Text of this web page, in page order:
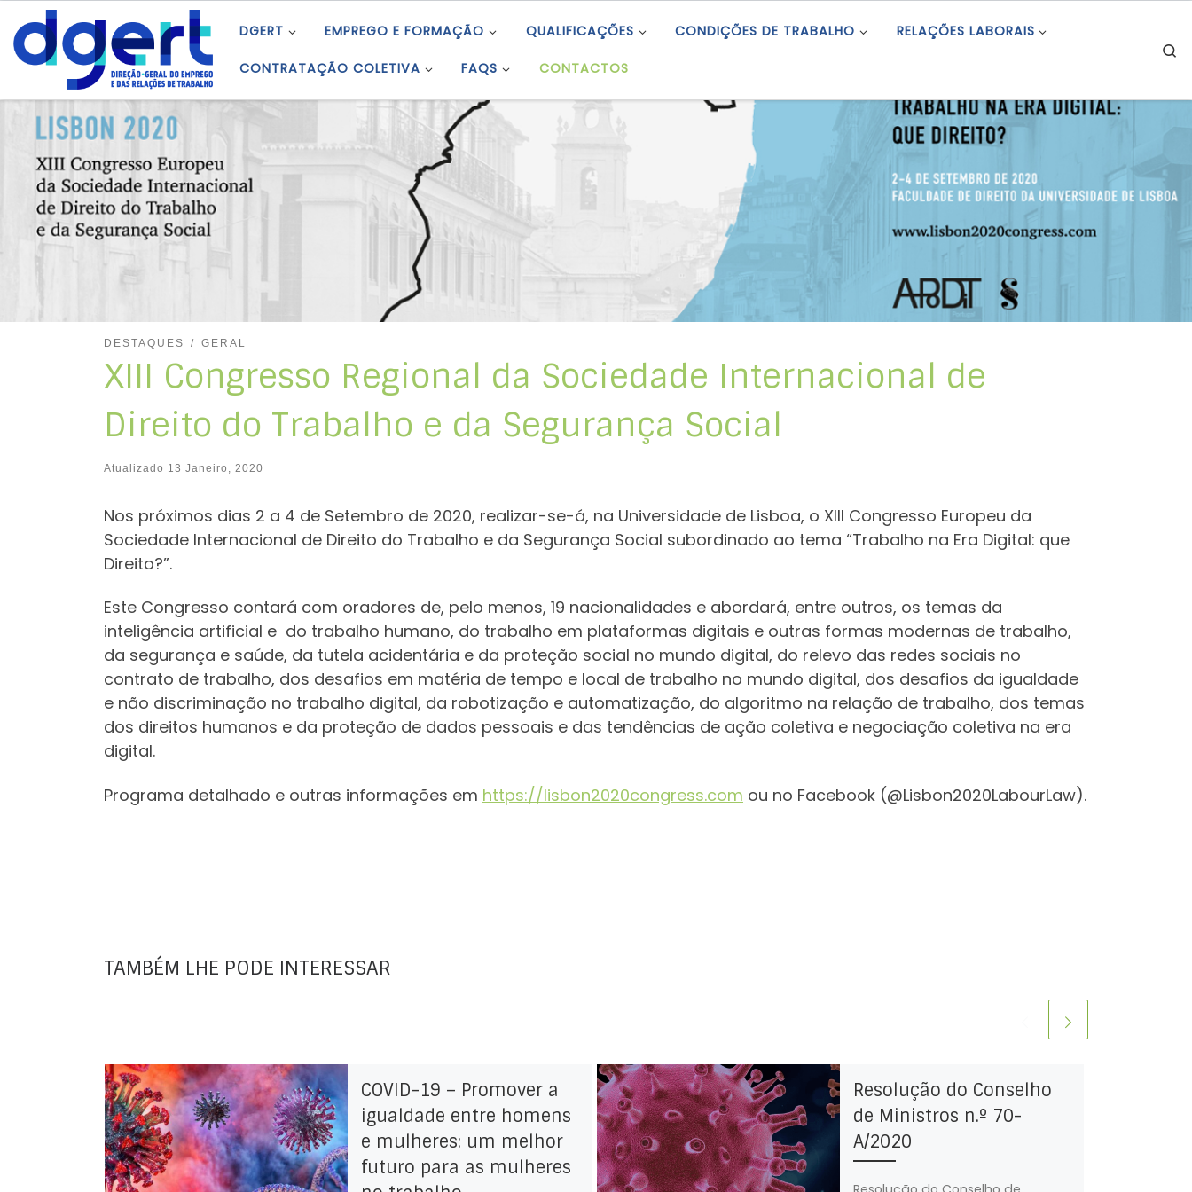
Skip to content DGERT EMPREGO E FORMAÇÃO QUALIFICAÇÕES CONDIÇÕES DE TRABALHO RELAÇÕES LABORAIS
CONTRATAÇÃO COLETIVA FAQS CONTACTOS
DESTAQUES GERAL
XIII Congresso Regional da Sociedade Internacional de
Direito do Trabalho e da Segurança Social
Atualizado 13 Janeiro, 2020
Nos próximos dias 2 a 4 de Setembro de 2020, realizar-se-á, na Universidade de Lisboa, o XIII Congresso Europeu da
Sociedade Internacional de Direito do Trabalho e da Segurança Social subordinado ao tema “Trabalho na Era Digital: que
Direito?”.
Este Congresso contará com oradores de, pelo menos, 19 nacionalidades e abordará, entre outros, os temas da
inteligência artificial e do trabalho humano, do trabalho em plataformas digitais e outras formas modernas de trabalho,
da segurança e saúde, da tutela acidentária e da proteção social no mundo digital, do relevo das redes sociais no
contrato de trabalho, dos desafios em matéria de tempo e local de trabalho no mundo digital, dos desafios da igualdade
e não discriminação no trabalho digital, da robotização e automatização, do algoritmo na relação de trabalho, dos temas
dos direitos humanos e da proteção de dados pessoais e das tendências de ação coletiva e negociação coletiva na era
digital.
Programa detalhado e outras informações em https://lisbon2020congress.com ou no Facebook (@Lisbon2020LabourLaw).
TAMBÉM LHE PODE INTERESSAR
COVID-19 – Promover a
igualdade entre homens
e mulheres: um melhor
futuro para as mulheres
Resolução do Conselho
de Ministros n.º 70-
A/2020